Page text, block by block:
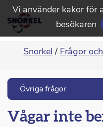
Vi använder kakor för
besökaren
Snorkel / Frågor
Övriga frågor
Vågar inte